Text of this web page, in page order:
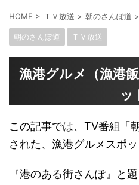
HOME > ＴＶ放送 > 朝のさんぽ道 >
朝のさんぽ道 ＴＶ放送
漁港グルメ（漁港
ッ
この記事では、TV番組「
された、漁港グルメスポ
『港のある街さんぽ』と